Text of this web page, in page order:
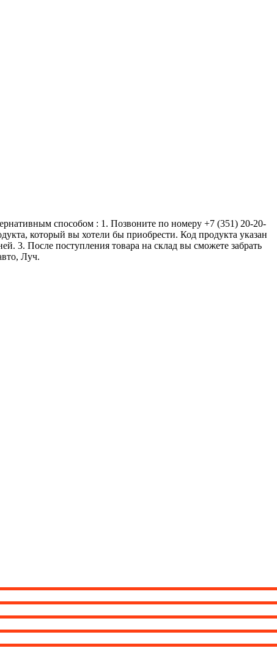
способом : 1. Позвоните по номеру +7 (351) 20-20-
который вы хотели бы приобрести. Код продукта указан
3. После поступления товара на склад вы сможете забрать
Луч.